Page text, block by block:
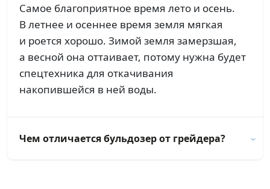
Самое благоприятное время лето и осень.
В летнее и осеннее время земля мягкая
и роется хорошо. Зимой земля замерзшая,
а весной она оттаивает, потому нужна будет
спецтехника для откачивания
накопившейся в ней воды.
Чем отличается бульдозер от грейдера?